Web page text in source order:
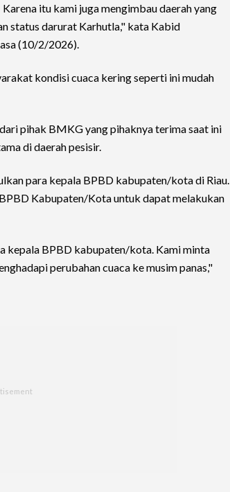
itu kami juga mengimbau daerah yang
status darurat Karhutla," kata Kabid
(10/2/2026).
kondisi cuaca kering seperti ini mudah
pihak BMKG yang pihaknya terima saat ini
di daerah pesisir.
para kepala BPBD kabupaten/kota di Riau.
Kabupaten/Kota untuk dapat melakukan
kepala BPBD kabupaten/kota. Kami minta
perubahan cuaca ke musim panas,"